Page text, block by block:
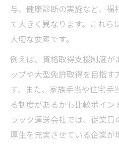
与、健康診断の実施など、福
て大きく異なります。これら
大切な要素です。
例えば、資格取得支援制度
ップや大型免許取得を目指
す。また、家族手当や住宅手
る制度があるかも比較ポイン
ラック運送会社では、従業
厚生を充実させている企業が